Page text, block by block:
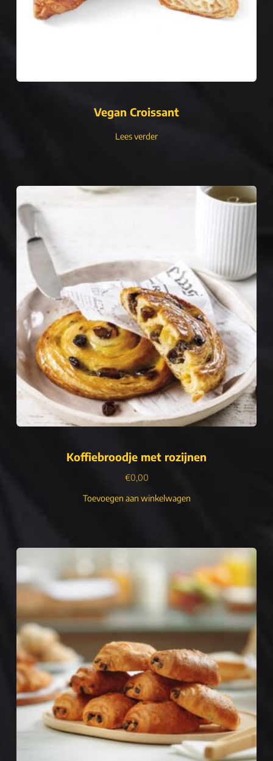
Vegan Croissant
Lees verder
Koffiebroodje met rozijnen
€0,00
Toevoegen aan winkelwagen